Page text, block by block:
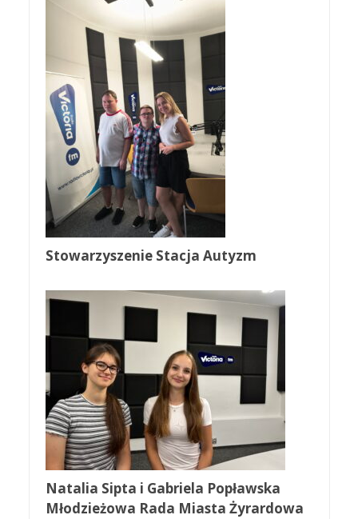
Stowarzyszenie Stacja Autyzm
Natalia Sipta i Gabriela Popławska
Młodzieżowa Rada Miasta Żyrardowa